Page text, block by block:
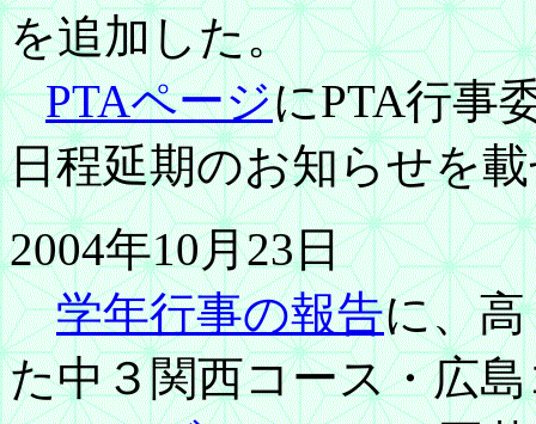
を追加した。
PTAページにPTA行事
日程延期のお知らせを
2004年10月23日
学年行事の報告に、
た中３関西コース・広